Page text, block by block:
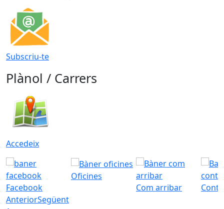
Subscriu-te
Plànol / Carrers
Accedeix
Facebook
Oficines
Com arribar
AnteriorSegüent